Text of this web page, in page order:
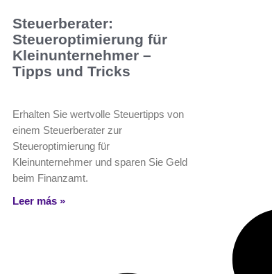
Steuerberater:
Steueroptimierung für
Kleinunternehmer –
Tipps und Tricks
Erhalten Sie wertvolle Steuertipps von
einem Steuerberater zur
Steueroptimierung für
Kleinunternehmer und sparen Sie Geld
beim Finanzamt.
Leer más »